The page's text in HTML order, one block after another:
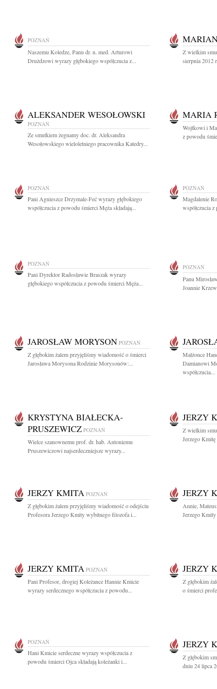
POZNAŃ
Naszemu Koledze, Panu dr. n. med. Arturowi
Drużdzowi wyrazy głębokiego współczucia z...
Z wielkim
sierpnia 2012
ALEKSANDER WESOŁOWSKI
POZNAŃ
Ze smutkiem żegnamy doc. dr. Aleksandra
Wesołowskiego wieloletniego pracownika Katedry...
MARIA
Wojtkowi i
z powodu
POZNAŃ
Pani Agnieszce Drzymale-Feć wyrazy głębokiego
współczucia z powodu śmierci Męża składają...
POZNAŃ
Magdalenie
współczucia
POZNAŃ
Pani Dyrektor Radosławie Braszak wyrazy
głębokiego współczucia z powodu śmierci Męża...
POZNAŃ
Panu
Joannie
JAROSŁAW MORYSON POZNAŃ
Z głębokim żalem przyjęliśmy wiadomość o śmierci
Jarosława Morysona Rodzinie Morysonów:...
Małżonce
Damianowi
współczucia...
KRYSTYNA BIAŁECKA-
PRUSZEWICZ POZNAŃ
Wielce szanownemu prof. dr. hab. Antoniemu
Pruszewiczowi najserdeczniejsze wyrazy...
JERZY
Z wielkim
Jerzego
JERZY KMITA POZNAŃ
Z głębokim żalem przyjęliśmy wiadomość o odejściu
Profesora Jerzego Kmity wybitnego filozofa i...
JERZY
Annie,
Jerzego Kmity
JERZY KMITA POZNAŃ
Pani Profesor, drogiej Koleżance Hannie Kmicie
wyrazy serdecznego współczucia z powodu...
JERZY
Z głębokim
o śmierci
POZNAŃ
Hani Kmicie serdeczne wyrazy współczucia z
powodu śmierci Ojca składają koleżanki i...
JERZY
Z głębokim
dniu 24 lipca